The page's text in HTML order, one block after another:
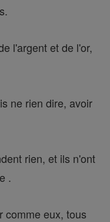
l'argent et de l'or,
ne rien dire, avoir
rien, et ils n'ont
.
comme eux, tous